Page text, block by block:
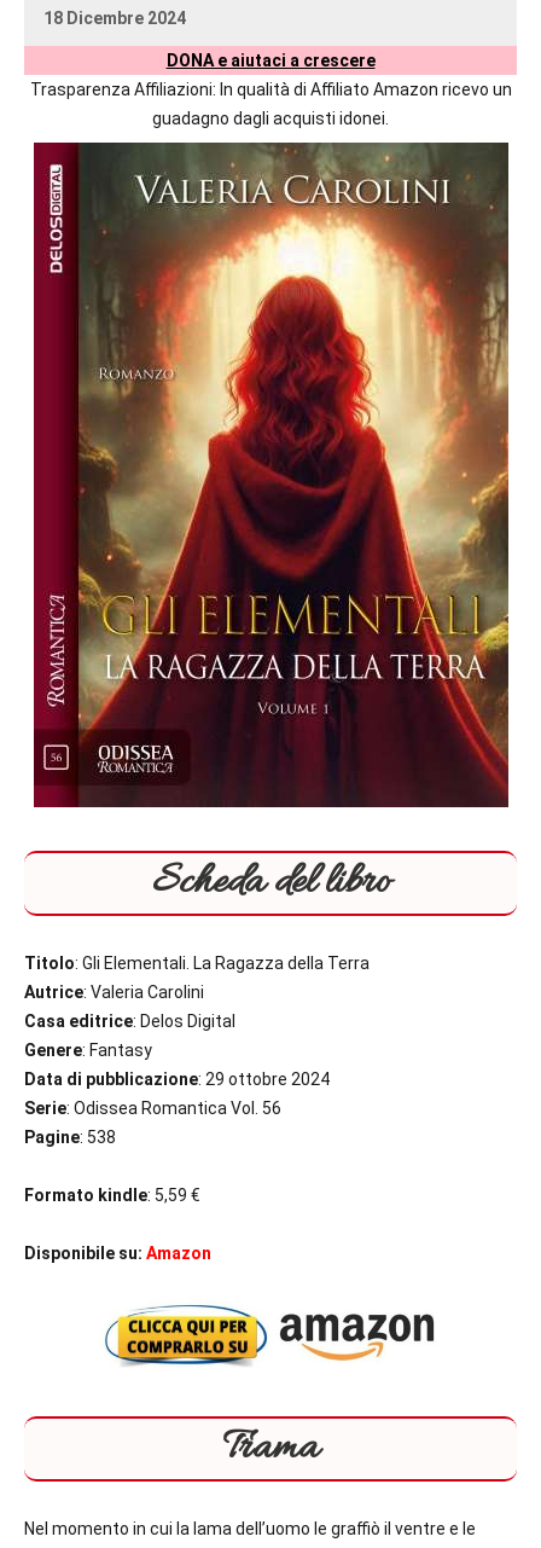
delle
autrici
straniere.
18 Dicembre 2024
DONA e aiutaci a crescere
Trasparenza Affiliazioni: In qualità di Affiliato Amazon ricevo un
guadagno dagli acquisti idonei.
Scheda del libro
Titolo: Gli Elementali. La Ragazza della Terra
Autrice: Valeria Carolini
Casa editrice: Delos Digital
Genere: Fantasy
Data di pubblicazione: 29 ottobre 2024
Serie: Odissea Romantica Vol. 56
Pagine: 538
Formato kindle: 5,59 €
Disponibile su: Amazon
Trama
Nel momento in cui la lama dell’uomo le graffiò il ventre e le